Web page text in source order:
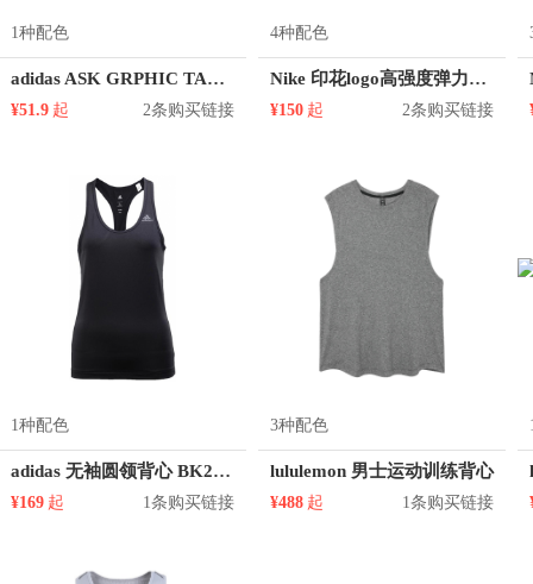
1种配色
adidas ASK GRPHIC TANK 训练运动背心 女装 FN6399
¥51.9 起 2条购买链接
4种配色
Nike 印花logo高强度弹力背心 女装 904212
¥150 起 2条购买链接
1种配色
adidas 无袖圆领背心 BK2652
¥169 起 1条购买链接
3种配色
lululemon 男士运动训练背心
¥488 起 1条购买链接